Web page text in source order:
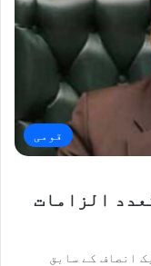
قومی
الزامات
انصاف کے سابق